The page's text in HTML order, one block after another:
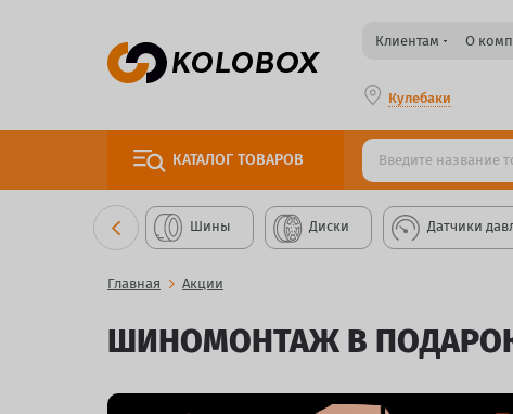
Клиентам О
Кулебаки
КАТАЛОГ ТОВАРОВ
Шины Диски Датчики
Главная Акции
ШИНОМОНТАЖ В ПОДАРОК